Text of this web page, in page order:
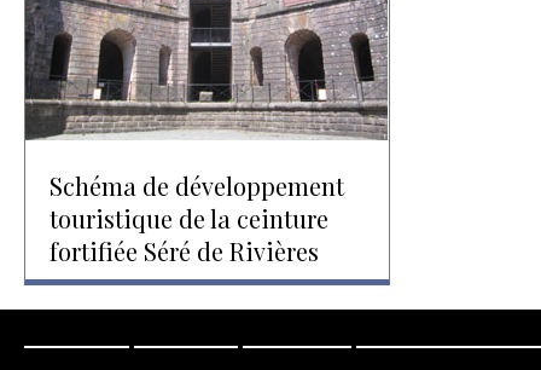
Schéma de développement
touristique de la ceinture
fortifiée Séré de Rivières